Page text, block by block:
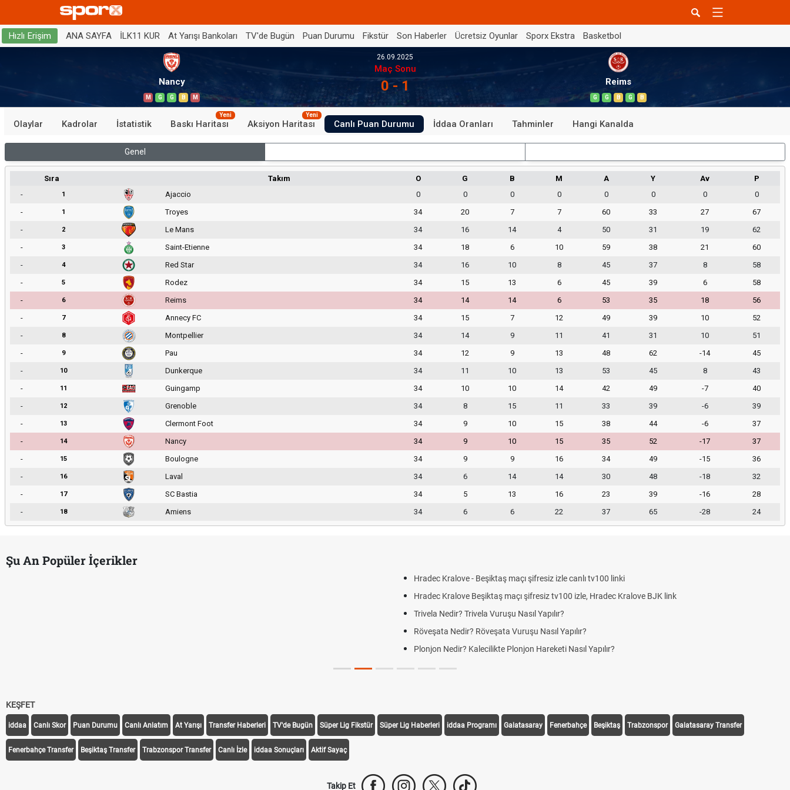
Hızlı Erişim ANA SAYFA İLK11 KUR At Yarışı Bankoları TV'de Bugün Puan Durumu Fikstür Son Haberler Ücretsiz Oyunlar Sporx Ekstra Basketbol
Nancy
M G G B M
26.09.2025
Maç Sonu
0 - 1 Reims
G G B G B
Olaylar Kadrolar İstatistik Baskı Haritası
Yeni
Aksiyon Haritası
Yeni
Canlı Puan Durumu İddaa Oranları Tahminler Hangi Kanalda
Genel
Sıra Takım O G B M A Y Av
P
-
1 Ajaccio 0 0 0 0 0 0 0
0
-
1 Troyes 34 20 7 7 60 33 27
67
-
2 Le Mans 34 16 14 4 50 31 19
62
-
3 Saint-Etienne 34 18 6 10 59 38 21
60
-
4 Red Star 34 16 10 8 45 37 8
58
-
5 Rodez 34 15 13 6 45 39 6
58
-
6 Reims 34 14 14 6 53 35 18
56
-
7 Annecy FC 34 15 7 12 49 39 10
52
-
8 Montpellier 34 14 9 11 41 31 10
51
-
9 Pau 34 12 9 13 48 62 -14
45
-
10 Dunkerque 34 11 10 13 53 45 8
43
-
11 Guingamp 34 10 10 14 42 49 -7
40
-
12 Grenoble 34 8 15 11 33 39 -6
39
-
13 Clermont Foot 34 9 10 15 38 44 -6
37
-
14 Nancy 34 9 10 15 35 52 -17
37
-
15 Boulogne 34 9 9 16 34 49 -15
36
-
16 Laval 34 6 14 14 30 48 -18
32
-
17 SC Bastia 34 5 13 16 23 39 -16
28
-
18 Amiens 34 6 6 22 37 65 -28 24
Şu An Popüler İçerikler
KEŞFET
iddaa Canlı Skor Puan Durumu Canlı Anlatım At Yarışı Transfer Haberleri TV'de Bugün Süper Lig Fikstür Süper Lig Haberleri iddaa Programı Galatasaray Fenerbahçe Beşiktaş Trabzonspor Galatasaray Transfer
Fenerbahçe Transfer Beşiktaş Transfer Trabzonspor Transfer Canlı İzle iddaa Sonuçları Aktif Sayaç
Takip Et